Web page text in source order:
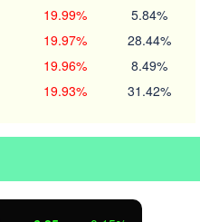
19.99% 5.84%
19.97% 28.44%
19.96% 8.49%
19.93% 31.42%